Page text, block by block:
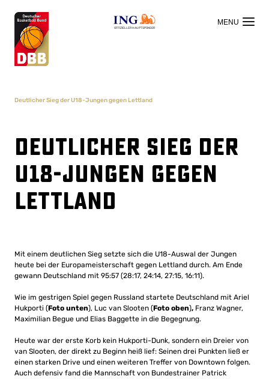
OFFIZIELLER HAUPTSPONSOR
Deutlicher Sieg der U18-Jungen gegen Lettland
Deutlicher Sieg der
U18-Jungen gegen
Lettland
Mit einem deutlichen Sieg setzte sich die U18-Auswal der Jungen
heute bei der Europameisterschaft gegen Lettland durch. Am Ende
gewann Deutschland mit 95:57 (28:17, 24:14, 27:15, 16:11).
Wie im gestrigen Spiel gegen Russland startete Deutschland mit Ariel
Hukporti (Foto unten), Luc van Slooten (Foto oben), Franz Wagner,
Maximilian Begue und Elias Baggette in die Begegnung.
Heute war der erste Korb kein Hukporti-Dunk, sondern ein Dreier von
van Slooten, der direkt zu Beginn heiß lief: Seinen drei Punkten ließ er
einen starken Drive und einen weiteren Treffer von Downtown folgen.
Auch defensiv fand die Mannschaft von Bundestrainer Patrick